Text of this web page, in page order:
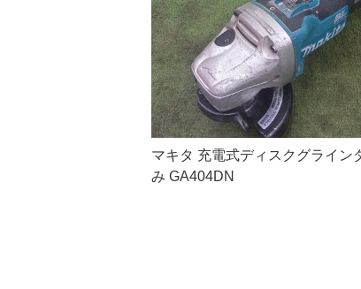
マキタ 充電式ディスクグライン
み GA404DN